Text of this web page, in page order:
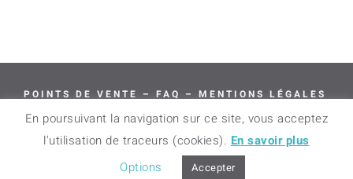
POINTS DE VENTE – FAQ – MENTIONS LÉGALES
–
LIVRAISON & RETOURS
© 2018 – 2024 BAMINK – TOUS DROITS
RÉSERVÉS
En poursuivant la navigation sur ce site, vous acceptez
l'utilisation de traceurs (cookies). En savoir plus
Options
Accepter